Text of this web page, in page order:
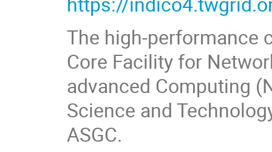
The high-performance
Core Facility for
advanced Computing
Science and
ASGC.